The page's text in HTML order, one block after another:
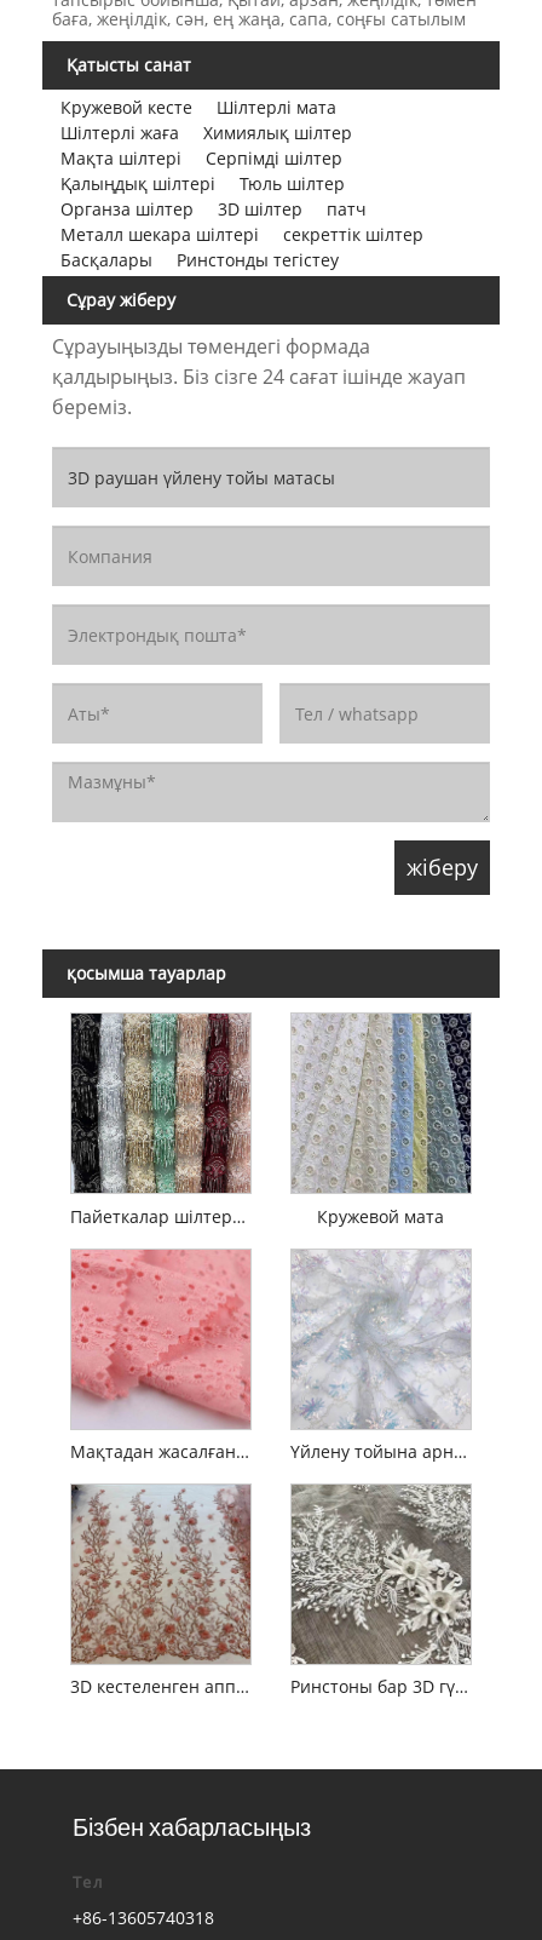
баға, жеңілдік, сән, ең жаңа, сапа, соңғы сатылым
Қатысты санат
Кружевой кесте
Шілтерлі мата
Шілтерлі жаға
Химиялық шілтер
Мақта шілтері
Серпімді шілтер
Қалыңдық шілтері
Тюль шілтер
Органза шілтер
3D шілтер
патч
Металл шекара шілтері
секреттік шілтер
Басқалары
Ринстонды тегістеу
Сұрау жіберу
Сұрауыңызды төмендегі формада
қалдырыңыз. Біз сізге 24 сағат ішінде жауап
береміз.
қосымша тауарлар
Пайеткалар шілтерлі мата Кружевой мата
Мақтадан жасалған француз гипюрімен кестеленген шілтер Үйлену тойына арналған кестеленген француз торы
3D кестеленген аппликация гүлді кесте тюль мата Ринстоны бар 3D гүлді тюль шілтерлі мата
Бізбен хабарласыңыз
Тел
+86-13605740318